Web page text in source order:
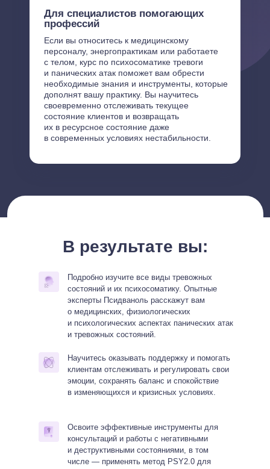
Для специалистов помогающих
профессий
Если вы относитесь к медицинскому
персоналу, энергопрактикам или работаете
с телом, курс по психосоматике тревоги
и панических атак поможет вам обрести
необходимые знания и инструменты, которые
дополнят вашу практику. Вы научитесь
своевременно отслеживать текущее
состояние клиентов и возвращать
их в ресурсное состояние даже
в современных условиях нестабильности.
Подробно изучите все виды тревожных
состояний и их психосоматику. Опытные
эксперты Псидваноль расскажут вам
о медицинских, физиологических
и психологических аспектах панических атак
и тревожных состояний.
Освоите эффективные инструменты для
консультаций и работы с негативными
и деструктивными состояниями, в том
числе — применять метод PSY2.0 для
Научитесь оказывать поддержку и помогать
клиентам отслеживать и регулировать свои
эмоции, сохранять баланс и спокойствие
в изменяющихся и кризисных условиях.
В результате вы: